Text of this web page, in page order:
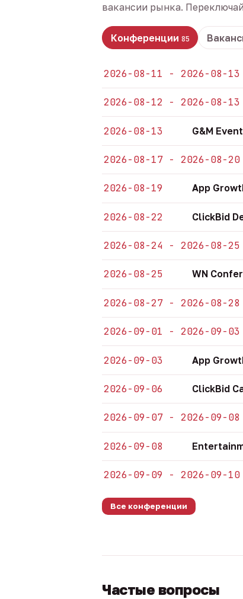
вакансии рынка.
Конференции 85
2026-08-11 - 2026-08-13
2026-08-12 - 2026-08-13
2026-08-13 G&M
2026-08-17 - 2026-08-20
2026-08-19 App
2026-08-22 ClickBid
2026-08-24 - 2026-08-25
2026-08-25 WN
2026-08-27 - 2026-08-28
2026-09-01 - 2026-09-03
2026-09-03 App
2026-09-06 ClickBid
2026-09-07 - 2026-09-08
2026-09-08
2026-09-09 - 2026-09-10
Все конференции
Частые вопросы